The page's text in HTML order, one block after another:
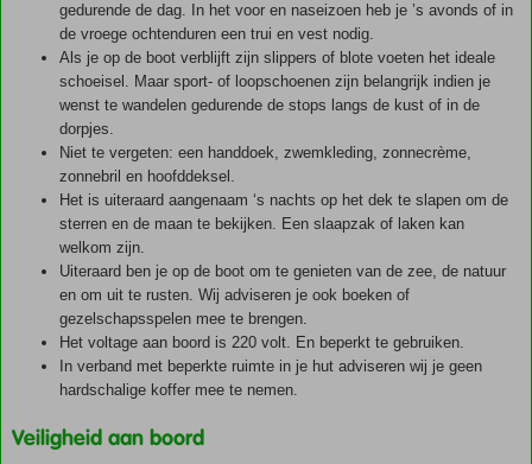
gedurende de dag. In het voor en naseizoen heb je ’s avonds of in
de vroege ochtenduren een trui en vest nodig.
Als je op de boot verblijft zijn slippers of blote voeten het ideale
schoeisel. Maar sport- of loopschoenen zijn belangrijk indien je
wenst te wandelen gedurende de stops langs de kust of in de
dorpjes.
Niet te vergeten: een handdoek, zwemkleding, zonnecrème,
zonnebril en hoofddeksel.
Het is uiteraard aangenaam ‘s nachts op het dek te slapen om de
sterren en de maan te bekijken. Een slaapzak of laken kan
welkom zijn.
Uiteraard ben je op de boot om te genieten van de zee, de natuur
en om uit te rusten. Wij adviseren je ook boeken of
gezelschapsspelen mee te brengen.
Het voltage aan boord is 220 volt. En beperkt te gebruiken.
In verband met beperkte ruimte in je hut adviseren wij je geen
hardschalige koffer mee te nemen.
Veiligheid aan boord